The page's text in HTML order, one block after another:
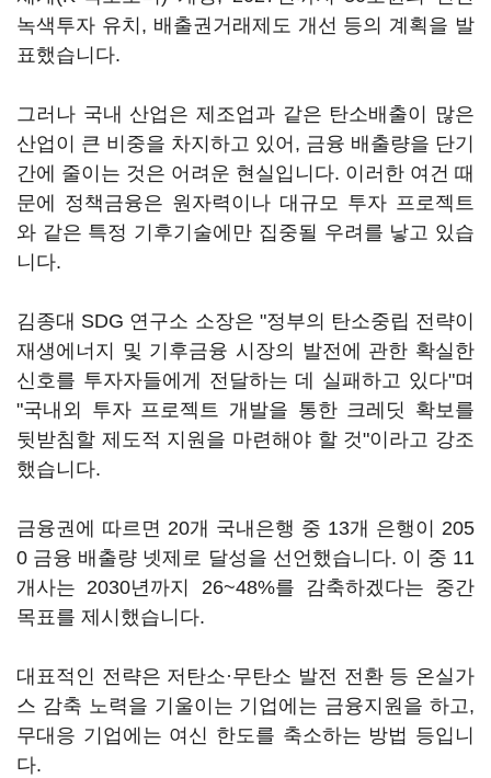
녹색투자 유치, 배출권거래제도 개선 등의 계획을 발
표했습니다.
그러나 국내 산업은 제조업과 같은 탄소배출이 많은
산업이 큰 비중을 차지하고 있어, 금융 배출량을 단기
간에 줄이는 것은 어려운 현실입니다. 이러한 여건 때
문에 정책금융은 원자력이나 대규모 투자 프로젝트
와 같은 특정 기후기술에만 집중될 우려를 낳고 있습
니다.
김종대 SDG 연구소 소장은 "정부의 탄소중립 전략이
재생에너지 및 기후금융 시장의 발전에 관한 확실한
신호를 투자자들에게 전달하는 데 실패하고 있다"며
"국내외 투자 프로젝트 개발을 통한 크레딧 확보를
뒷받침할 제도적 지원을 마련해야 할 것"이라고 강조
했습니다.
금융권에 따르면 20개 국내은행 중 13개 은행이 205
0 금융 배출량 넷제로 달성을 선언했습니다. 이 중 11
개사는 2030년까지 26~48%를 감축하겠다는 중간
목표를 제시했습니다.
대표적인 전략은 저탄소·무탄소 발전 전환 등 온실가
스 감축 노력을 기울이는 기업에는 금융지원을 하고,
무대응 기업에는 여신 한도를 축소하는 방법 등입니
다.